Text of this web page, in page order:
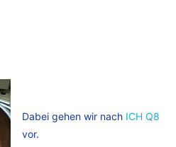
Dabei gehen wir nach ICH Q8
vor.